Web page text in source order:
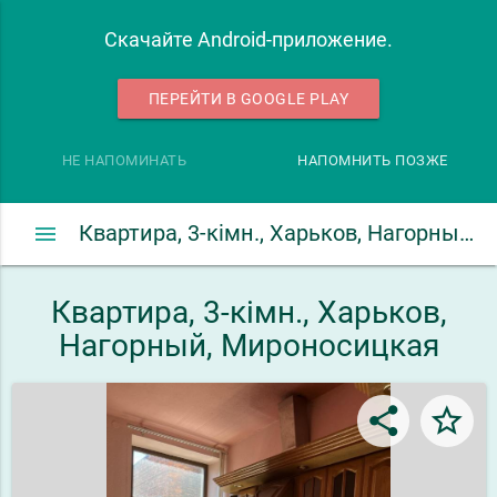
Скачайте Android-приложение.
ПЕРЕЙТИ В GOOGLE PLAY
НЕ НАПОМИНАТЬ НАПОМНИТЬ ПОЗЖЕ
Квартира, 3-кімн., Харьков, Нагорный, Мироносицкая
menu
Квартира, 3-кімн., Харьков,
Нагорный, Мироносицкая
share star_border